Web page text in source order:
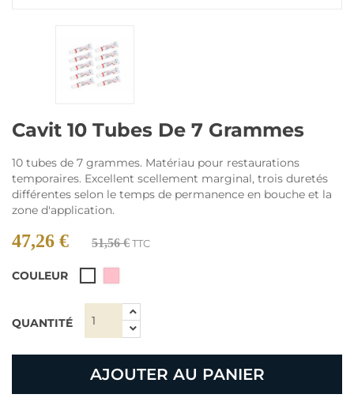
Cavit 10 Tubes De 7 Grammes
10 tubes de 7 grammes. Matériau pour restaurations
temporaires. Excellent scellement marginal, trois duretés
différentes selon le temps de permanence en bouche et la
zone d'application.
47,26 € 51,56 €TTC
COULEUR
QUANTITÉ
AJOUTER AU PANIER